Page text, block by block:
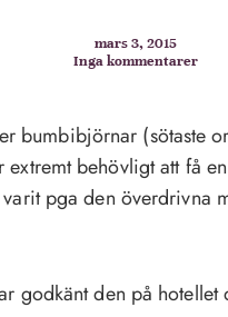
mars 3, 2015
Inga kommentarer
bumbibjörnar (sötaste
behövligt att få
pga den överdrivna
godkänt den på